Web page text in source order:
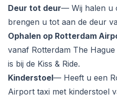
Deur tot deur— Wij halen u
brengen u tot aan de deur
Ophalen op Rotterdam
vanaf Rotterdam The
is bij de Kiss & Ride.
Kinderstoel— Heeft u een
Airport taxi met kinderstoel